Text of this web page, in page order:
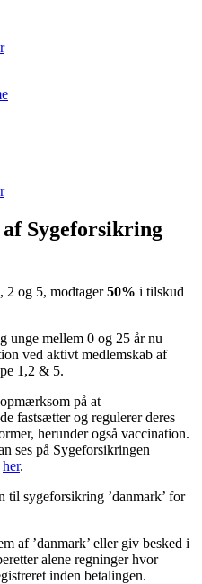
Sygeforsikring
2 og 5, modtager50% i tilskud
unge mellem 0 og 25 år nu
ved aktivt medlemskab af
1,2 & 5.
på at
fastsætter og regulerer deres
herunder også vaccination.
ses på Sygeforsikringen
her.
til sygeforsikring ’danmark’ for
af ’danmark’ eller giv besked i
alene regninger hvor
inden betalingen.